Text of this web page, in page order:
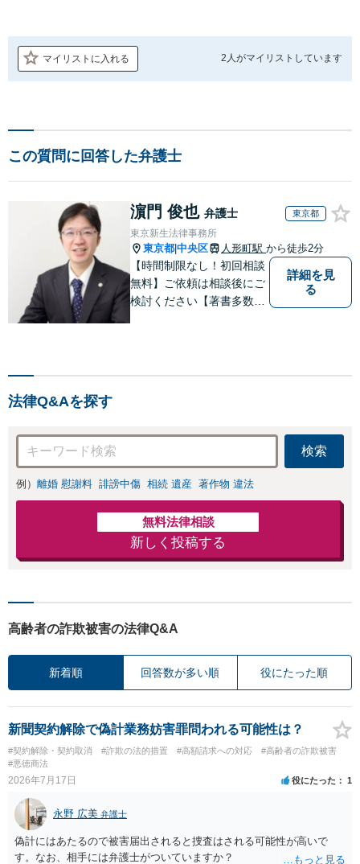
マイリストに入れる 2人がマイリストしています
この質問に回答した弁護士
濵門 俊也 弁護士 東京都
東京新生法律事務所
東京都 中央区 人形町駅 から徒歩2分
【時間制限なし！初回相談
無料】ご依頼は相談後にご
検討ください【著書多数】
詳細を見
る
法律Q&Aを探す
検索
例） 離婚 慰謝料 誹謗中傷 相続 遺産 著作物 違法
無料法律相談
新しく投稿する
高齢者の詐欺被害の法律Q&A
新着順 回答数が多い順 役にたった順
新聞契約解除で偽計業務妨害罪問われる可能性は？
#契約解除・契約取消 #詐欺の法的措置 #高額請求への対応
#高齢者の詐欺被害
#悪徳商法
2026年7月17日 役にたった 1
永野 広美 弁護士
偽計にはあたるので被害届出されると捜査はされる可能性が高いで
す。なお、相手には弁護士がついていますか？